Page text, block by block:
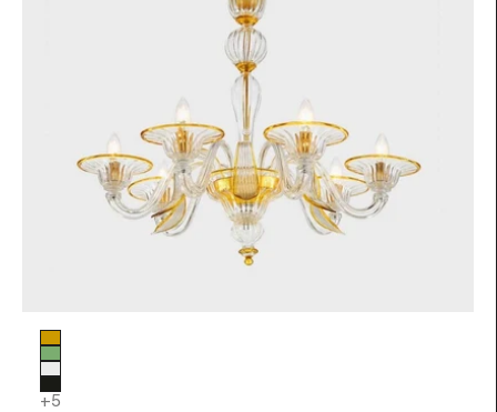
Colore vetro
Ambra
Verde
Nero
+5